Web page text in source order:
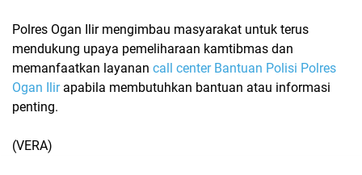
Polres Ogan Ilir mengimbau masyarakat untuk terus
mendukung upaya pemeliharaan kamtibmas dan
memanfaatkan layanan call center Bantuan Polisi Polres
Ogan Ilirapabila membutuhkan bantuan atau informasi
penting.
(VERA)